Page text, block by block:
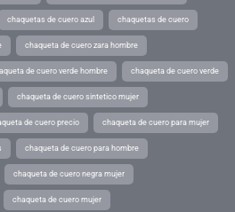
chaquetas de cuero azul chaquetas de cuero
chaqueta de cuero zara hombre
de cuero verde hombre chaqueta de cuero verde
chaqueta de cuero sintetico mujer
de cuero precio chaqueta de cuero para mujer
chaqueta de cuero para hombre
chaqueta de cuero negra mujer
chaqueta de cuero mujer